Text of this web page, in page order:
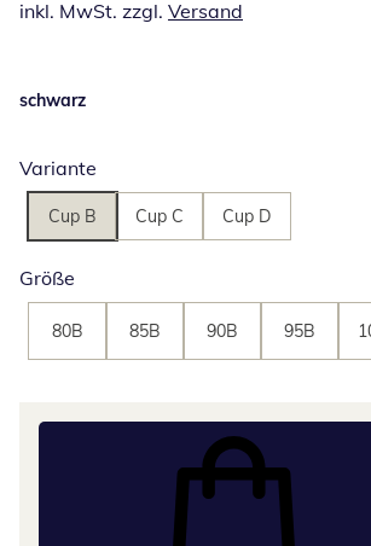
inkl. MwSt. zzgl. Versand
schwarz
Variante
Cup B Cup C Cup D
Größe
80B 85B 90B 95B